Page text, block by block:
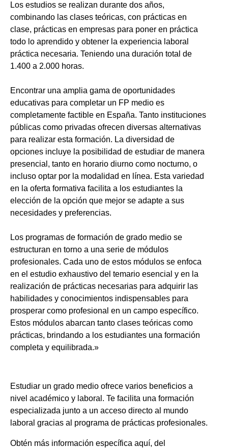
Los estudios se realizan durante dos años,
combinando las clases teóricas, con prácticas en
clase, prácticas en empresas para poner en práctica
todo lo aprendido y obtener la experiencia laboral
práctica necesaria. Teniendo una duración total de
1.400 a 2.000 horas.
Encontrar una amplia gama de oportunidades
educativas para completar un FP medio es
completamente factible en España. Tanto instituciones
públicas como privadas ofrecen diversas alternativas
para realizar esta formación. La diversidad de
opciones incluye la posibilidad de estudiar de manera
presencial, tanto en horario diurno como nocturno, o
incluso optar por la modalidad en línea. Esta variedad
en la oferta formativa facilita a los estudiantes la
elección de la opción que mejor se adapte a sus
necesidades y preferencias.
Los programas de formación de grado medio se
estructuran en torno a una serie de módulos
profesionales. Cada uno de estos módulos se enfoca
en el estudio exhaustivo del temario esencial y en la
realización de prácticas necesarias para adquirir las
habilidades y conocimientos indispensables para
prosperar como profesional en un campo específico.
Estos módulos abarcan tanto clases teóricas como
prácticas, brindando a los estudiantes una formación
completa y equilibrada.»
Estudiar un grado medio ofrece varios beneficios a
nivel académico y laboral. Te facilita una formación
especializada junto a un acceso directo al mundo
laboral gracias al programa de prácticas profesionales.
Obtén más información específica aquí, del